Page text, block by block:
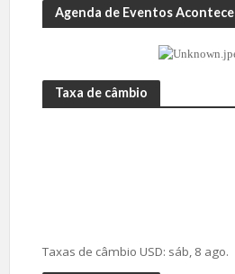
Agenda de Eventos Acontece
Taxa de câmbio
Taxas de câmbio USD: sáb, 8 ago.